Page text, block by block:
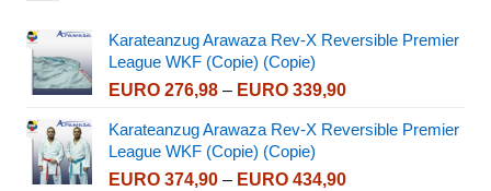
Karateanzug Arawaza Rev-X Reversible Premier
League WKF (Copie) (Copie)
EURO276,98 – EURO339,90Preisspanne:
bis
Karateanzug Arawaza Rev-X Reversible Premier
League WKF (Copie) (Copie)
EURO374,90 – EURO434,90Preisspanne: